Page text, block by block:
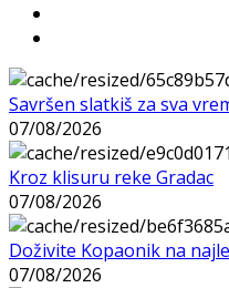
Savršen slatkiš za sva
07/08/2026
Kroz klisuru reke Gradac
07/08/2026
Doživite Kopaonik na
07/08/2026